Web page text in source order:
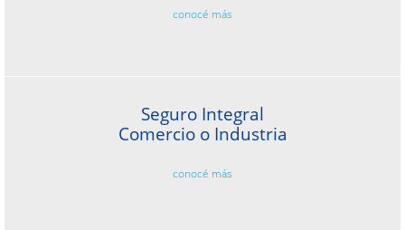
conocé más
Seguro Integral
Comercio o Industria
conocé más